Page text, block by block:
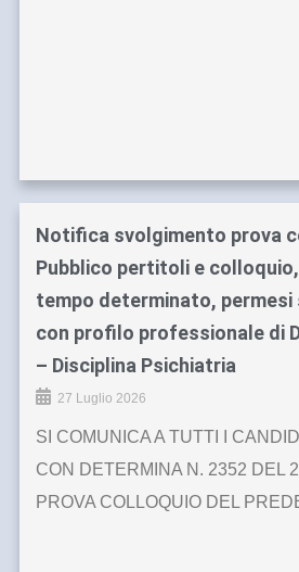
Notifica svolgimento prova
Pubblico pertitoli e
tempo determinato, permesi
con profilo professionale di
– Disciplina Psichiatria
27 Luglio 2026
SI COMUNICA A TUTTI I
CON DETERMINA N. 2352 DEL
PROVA COLLOQUIO DEL